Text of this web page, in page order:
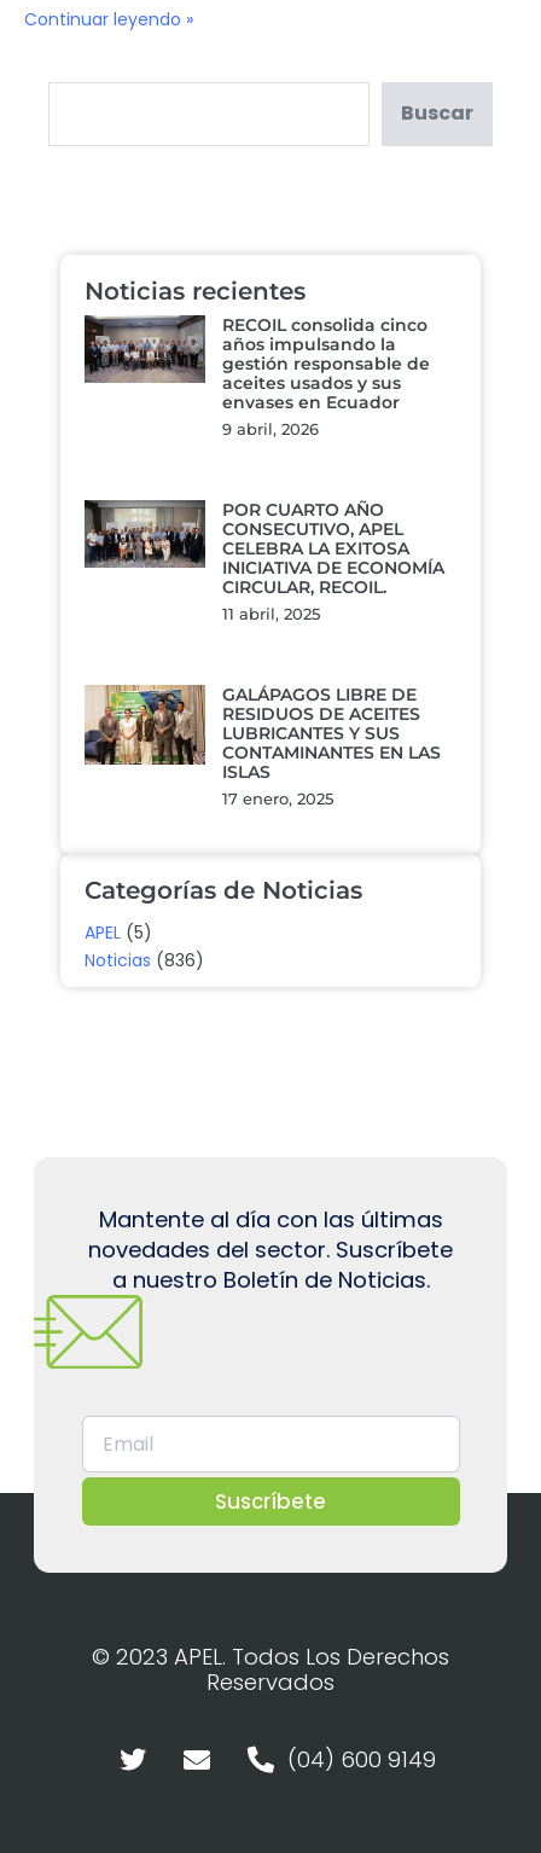
Continuar leyendo »
Buscar
Noticias recientes
RECOIL consolida cinco
años impulsando la
gestión responsable de
aceites usados y sus
envases en Ecuador
9 abril, 2026
POR CUARTO AÑO
CONSECUTIVO, APEL
CELEBRA LA EXITOSA
INICIATIVA DE ECONOMÍA
CIRCULAR, RECOIL.
11 abril, 2025
GALÁPAGOS LIBRE DE
RESIDUOS DE ACEITES
LUBRICANTES Y SUS
CONTAMINANTES EN LAS
ISLAS
17 enero, 2025
Categorías de Noticias
APEL (5)
Noticias (836)
Mantente al día con las últimas
novedades del sector. Suscríbete
a nuestro Boletín de Noticias.
Suscríbete
© 2023 APEL. Todos Los Derechos
Reservados
(04) 600 9149